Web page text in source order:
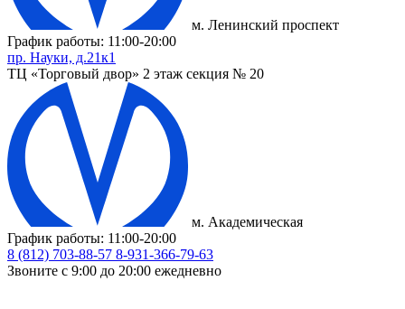
м. Ленинский проспект
График работы: 11:00-20:00
пр. Науки, д.21к1
ТЦ «Торговый двор» 2 этаж секция № 20
м. Академическая
График работы: 11:00-20:00
8 (812) 703-88-57 8-931-366-79-63
Звоните с 9:00 до 20:00 ежедневно